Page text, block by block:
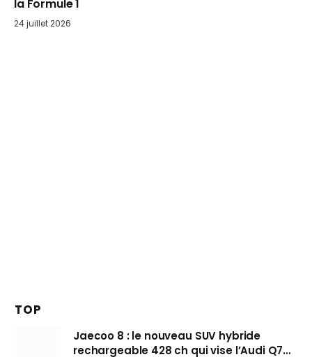
la Formule 1
24 juillet 2026
TOP
Jaecoo 8 : le nouveau SUV hybride
rechargeable 428 ch qui vise l’Audi Q7